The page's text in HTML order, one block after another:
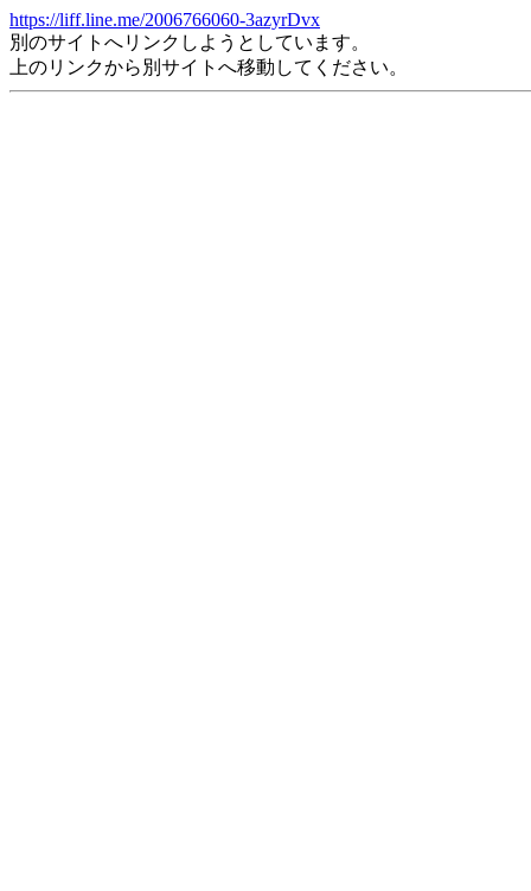
https://liff.line.me/2006766060-3azyrDvx
別のサイトへリンクしようとしています。
上のリンクから別サイトへ移動してください。